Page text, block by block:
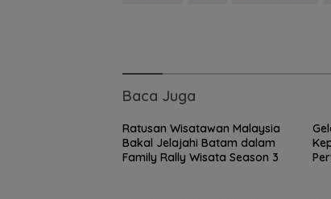
Baca Juga
Ratusan Wisatawan Malaysia
Bakal Jelajahi Batam dalam
Family Rally Wisata Season 3